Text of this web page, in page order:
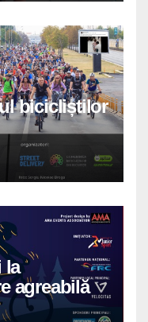
bicicliștilor
la
agreabilă